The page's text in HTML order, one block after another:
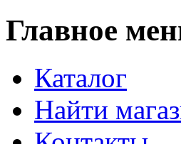
Главное
Каталог
Найти